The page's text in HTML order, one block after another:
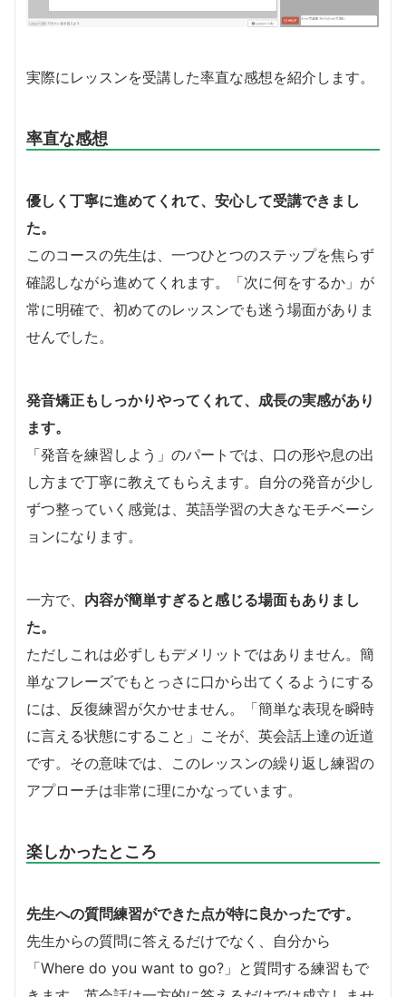
実際にレッスンを受講した率直な感想を紹介します。
率直な感想
優しく丁寧に進めてくれて、安心して受講できまし
た。
このコースの先生は、一つひとつのステップを焦らず
確認しながら進めてくれます。「次に何をするか」が
常に明確で、初めてのレッスンでも迷う場面がありま
せんでした。
発音矯正もしっかりやってくれて、成長の実感があり
ます。
「発音を練習しよう」のパートでは、口の形や息の出
し方まで丁寧に教えてもらえます。自分の発音が少し
ずつ整っていく感覚は、英語学習の大きなモチベーシ
ョンになります。
一方で、 内容が簡単すぎると感じる場面もありまし
た。
ただしこれは必ずしもデメリットではありません。簡
単なフレーズでもとっさに口から出てくるようにする
には、反復練習が欠かせません。「簡単な表現を瞬時
に言える状態にすること」こそが、英会話上達の近道
です。その意味では、このレッスンの繰り返し練習の
アプローチは非常に理にかなっています。
楽しかったところ
先生への質問練習ができた点が特に良かったです。
先生からの質問に答えるだけでなく、自分から
「Where do you want to go?」と質問する練習もで